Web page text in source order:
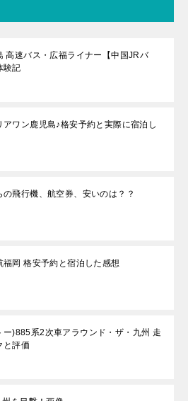
高速バス・広福ライナー【中国JRバ
験記
アワン鹿児島♪格安予約と実際に宿泊し
の飛行機、航空券、安いのは？？
福岡 格安予約と宿泊した感想
ー)885系2次車アラウンド・ザ・九州 走
と評価